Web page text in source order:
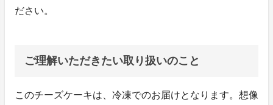
ださい。
ご理解いただきたい取り扱いのこと
このチーズケーキは、冷凍でのお届けとなります。想像